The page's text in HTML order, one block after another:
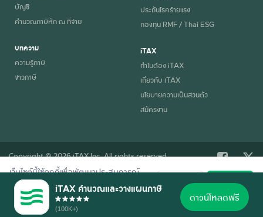
บัญชี
คำนวณภาษีหัก ณ ที่จ่าย
บทความ
ความรู้ภาษี
ข่าวภาษี
ประกันโรคร้ายแรง
กองทุน RMF / Thai ESG
iTAX
ทำไมต้อง iTAX
เกี่ยวกับ iTAX
นโยบายความเป็นส่วนตัว
สมัครงาน
Copyright © 2026 iTAX Inc. All rights reserved.
เว็บไซต์นี้ใช้คุกกี้เพื่อพัฒนาประสบการณ์
การใช้งานที่ดี อ่านรายละเอียดการใช้คุกกี้
ตามนโยบายความเป็นส่วนตัวของเรา
ปฏิเสธ ยอมรับ
iTAX คำนวณและวางแผนภาษี
(100K+)
ดาวน์โหลดฟรี